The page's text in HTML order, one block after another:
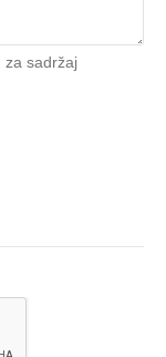
za sadržaj